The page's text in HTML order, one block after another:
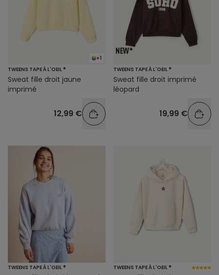
+1
TWEENS TAPE À L'OEIL ®
Sweat fille droit jaune
imprimé
12,99 €
TWEENS TAPE À L'OEIL ®
Sweat fille droit imprimé
léopard
19,99 €
TWEENS TAPE À L'OEIL ® TWEENS TAPE À L'OEIL ®